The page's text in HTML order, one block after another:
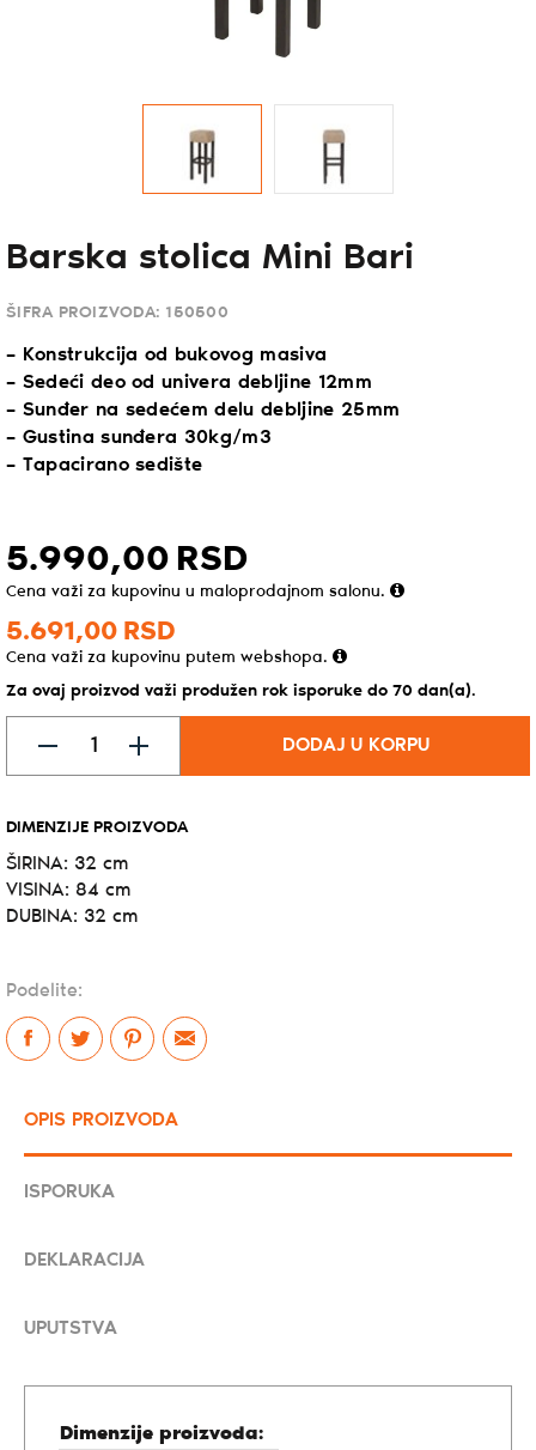
Barska stolica Mini Bari
ŠIFRA PROIZVODA: 150500
– Konstrukcija od bukovog masiva
– Sedeći deo od univera debljine 12mm
– Sunđer na sedećem delu debljine 25mm
– Gustina sunđera 30kg/m3
– Tapacirano sedište
5.990,00 RSD
Cena važi za kupovinu u maloprodajnom salonu.
5.691,00 RSD
Cena važi za kupovinu putem webshopa.
Za ovaj proizvod važi produžen rok isporuke do 70 dan(a).
DODAJ U KORPU
DIMENZIJE PROIZVODA
ŠIRINA: 32 cm
VISINA: 84 cm
DUBINA: 32 cm
Podelite:
OPIS PROIZVODA
ISPORUKA
DEKLARACIJA
UPUTSTVA
Dimenzije proizvoda: